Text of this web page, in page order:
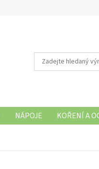
NÁPOJE
KOŘENÍ A